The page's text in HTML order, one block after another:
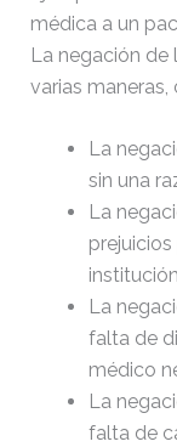
médica a un
La negación de
varias maneras,
La
sin una
La
La
falta de
médico
La
falta de